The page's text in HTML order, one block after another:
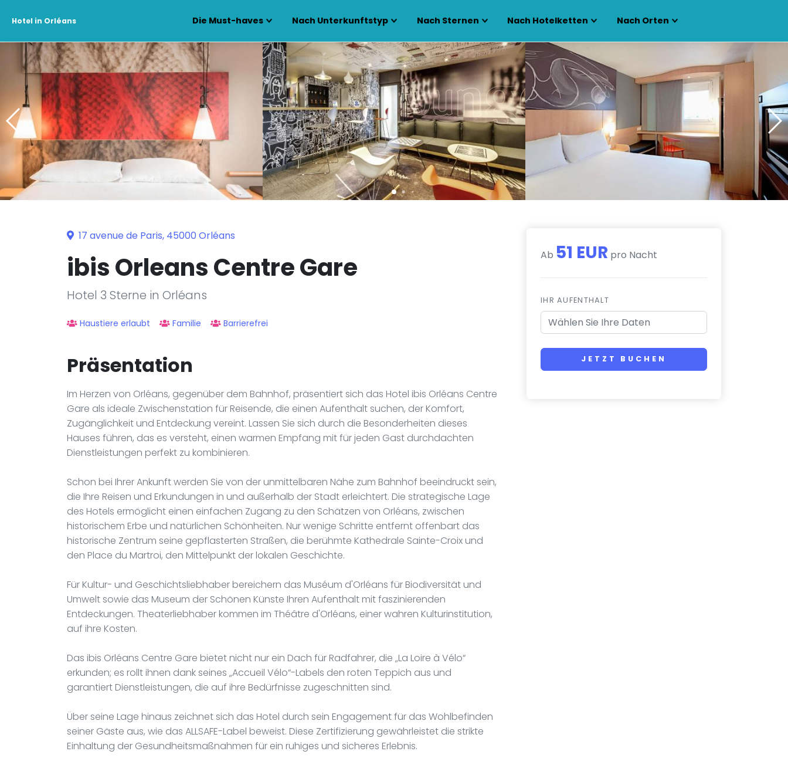
Hotel in Orléans Die Must-haves Nach Unterkunftstyp Nach Sternen Nach Hotelketten Nach Orten
17 avenue de Paris, 45000 Orléans
ibis Orleans Centre Gare
Hotel 3 Sterne in Orléans
Haustiere erlaubt Familie Barrierefrei
Präsentation
Im Herzen von Orléans, gegenüber dem Bahnhof, präsentiert sich das Hotel ibis Orléans Centre
Gare als ideale Zwischenstation für Reisende, die einen Aufenthalt suchen, der Komfort,
Zugänglichkeit und Entdeckung vereint. Lassen Sie sich durch die Besonderheiten dieses
Hauses führen, das es versteht, einen warmen Empfang mit für jeden Gast durchdachten
Dienstleistungen perfekt zu kombinieren.
Schon bei Ihrer Ankunft werden Sie von der unmittelbaren Nähe zum Bahnhof beeindruckt sein,
die Ihre Reisen und Erkundungen in und außerhalb der Stadt erleichtert. Die strategische Lage
des Hotels ermöglicht einen einfachen Zugang zu den Schätzen von Orléans, zwischen
historischem Erbe und natürlichen Schönheiten. Nur wenige Schritte entfernt offenbart das
historische Zentrum seine gepflasterten Straßen, die berühmte Kathedrale Sainte-Croix und
den Place du Martroi, den Mittelpunkt der lokalen Geschichte.
Für Kultur- und Geschichtsliebhaber bereichern das Muséum d'Orléans für Biodiversität und
Umwelt sowie das Museum der Schönen Künste Ihren Aufenthalt mit faszinierenden
Entdeckungen. Theaterliebhaber kommen im Théâtre d'Orléans, einer wahren Kulturinstitution,
auf ihre Kosten.
Das ibis Orléans Centre Gare bietet nicht nur ein Dach für Radfahrer, die „La Loire à Vélo“
erkunden; es rollt ihnen dank seines „Accueil Vélo“-Labels den roten Teppich aus und
garantiert Dienstleistungen, die auf ihre Bedürfnisse zugeschnitten sind.
Über seine Lage hinaus zeichnet sich das Hotel durch sein Engagement für das Wohlbefinden
seiner Gäste aus, wie das ALLSAFE-Label beweist. Diese Zertifizierung gewährleistet die strikte
Einhaltung der Gesundheitsmaßnahmen für ein ruhiges und sicheres Erlebnis.
Ab 51 EUR pro Nacht
IHR AUFENTHALT
JETZT BUCHEN